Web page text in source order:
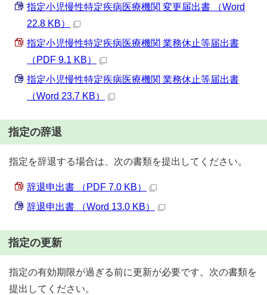
指定小児慢性特定疾病医療機関 変更届出書 （Word
22.8 KB）
指定小児慢性特定疾病医療機関 業務休止等届出書
（PDF 9.1 KB）
指定小児慢性特定疾病医療機関 業務休止等届出書
（Word 23.7 KB）
指定の辞退
指定を辞退する場合は、次の書類を提出してください。
辞退申出書 （PDF 7.0 KB）
辞退申出書 （Word 13.0 KB）
指定の更新
指定の有効期限が過ぎる前に更新が必要です。次の書類を
提出してください。